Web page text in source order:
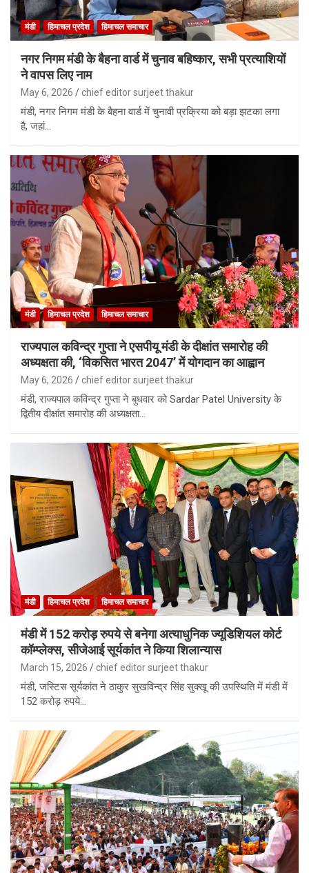
मंडी हिमाचल प्रदेश हिमाचल समाचार
नगर निगम मंडी के बैहना वार्ड में चुनाव बहिष्कार, सभी प्रत्याशियों
ने वापस लिए नाम
May 6, 2026 chief editor surjeet thakur
मंडी, नगर निगम मंडी के बैहना वार्ड में चुनावी प्रक्रिया को बड़ा झटका लगा
है, जहां…
मंडी हिमाचल प्रदेश हिमाचल समाचार
राज्यपाल कविन्द्र गुप्ता ने एसपीयू मंडी के दीक्षांत समारोह की
अध्यक्षता की, ‘विकसित भारत 2047’ में योगदान का आह्वान
May 6, 2026 chief editor surjeet thakur
मंडी, राज्यपाल कविन्द्र गुप्ता ने बुधवार को Sardar Patel University के
द्वितीय दीक्षांत समारोह की अध्यक्षता…
मंडी हिमाचल प्रदेश हिमाचल समाचार
मंडी में 152 करोड़ रुपये से बनेगा अत्याधुनिक ज्यूडिशियल कोर्ट
कॉम्प्लेक्स, सीजेआई सूर्यकांत ने किया शिलान्यास
March 15, 2026 chief editor surjeet thakur
मंडी, जस्टिस सूर्यकांत ने ठाकुर सुखविन्द्र सिंह सुक्खू की उपस्थिति में मंडी में
152 करोड़ रुपये…